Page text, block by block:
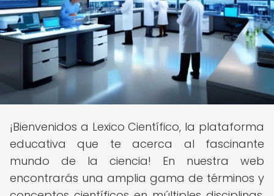
¡Bienvenidos a Lexico Científico, la plataforma
educativa que te acerca al fascinante
mundo de la ciencia! En nuestra web
encontrarás una amplia gama de términos y